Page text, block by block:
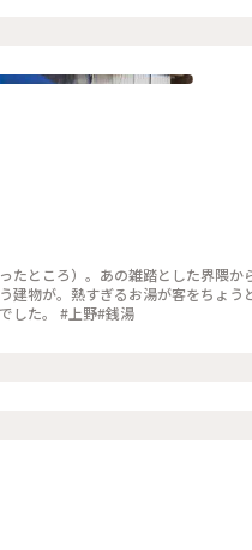
たところ）。あの雑踏とした界隈
建物が。熱すぎるお湯が客をちょ
した。 #上野#銭湯